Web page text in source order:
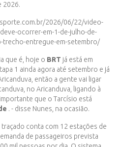
2026.
2026/06/22/video-
ocorrer-em-1-de-julho-de-
trecho-entregue-em-setembro/
que é, hoje o BRT já está em
1 ainda agora até setembro e já
então a gente vai ligar
no Aricanduva, ligando à
que o Tarcísio está
. - disse Nunes, na ocasião.
conta com 12 estações de
de passageiros prevista